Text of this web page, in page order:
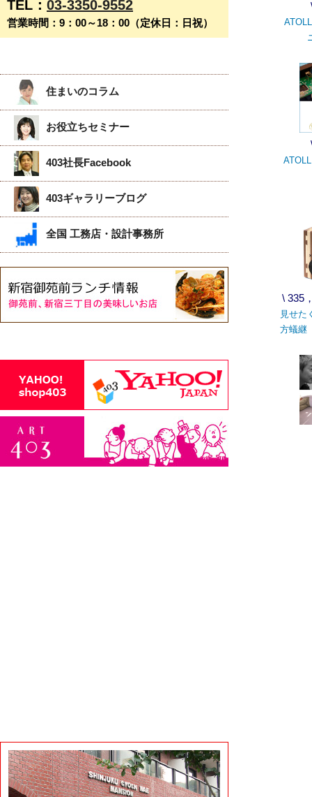
TEL： 03-3350-9552
営業時間：9：00～18：00（定休日：日祝）
住まいのコラム
お役立ちセミナー
403社長Facebook
403ギャラリーブログ
全国 工務店・設計事務所
\ 335
見せた
方蟻継